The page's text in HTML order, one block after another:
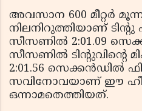
അവസാന 600 മീറ്റര്‍
നിലനിറുത്തിയാണ്
സീസണില്‍ 2:01.09
സീസണില്‍ ടിന്റുവിന്റെ
2:01.56 സെക്കന്‍ഡില്‍
സവിനോവയാണ് ഈ
ഒന്നാമതെത്തിയത്.